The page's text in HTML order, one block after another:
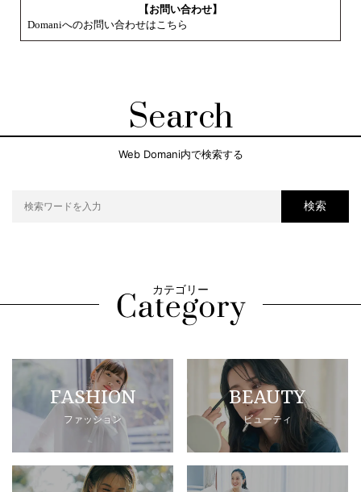
【お問い合わせ】
Domaniへのお問い合わせはこちら
Search
Web Domani内で検索する
検索
カテゴリー
FASHION
ファッション
BEAUTY
ビューティ